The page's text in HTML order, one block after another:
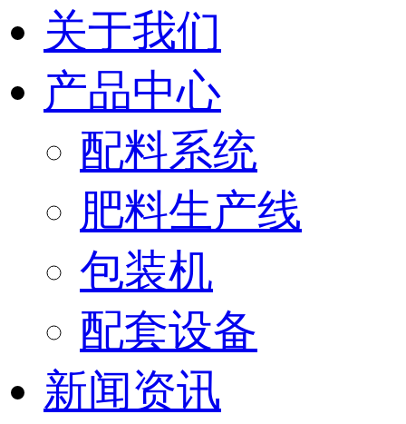
关于我们
产品中心
配料系统
肥料生产线
包装机
配套设备
新闻资讯